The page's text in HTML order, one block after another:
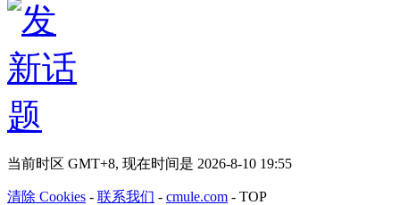
当前时区 GMT+8, 现在时间是 2026-8-10 19:55
清除 Cookies - 联系我们 - cmule.com - TOP